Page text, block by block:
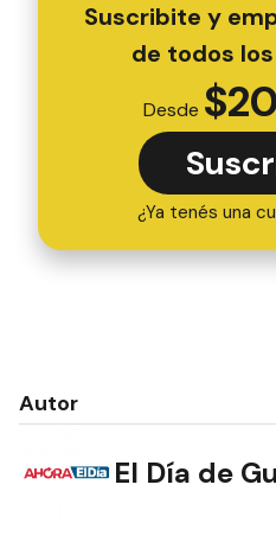
Suscribite y
de todos
Desde $
¿Ya tenés una
Autor
El Día de